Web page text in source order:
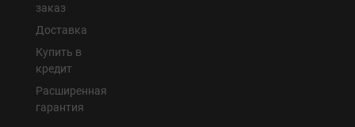
заказ
Доставка
Купить в
кредит
Расширенная
гарантия